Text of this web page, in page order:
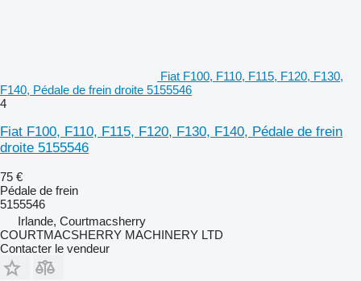
Fiat F100, F110, F115, F120, F130,
F140, Pédale de frein droite 5155546
4
Fiat F100, F110, F115, F120, F130, F140, Pédale de frein
droite 5155546
75 €
Pédale de frein
5155546
Irlande, Courtmacsherry
COURTMACSHERRY MACHINERY LTD
Contacter le vendeur